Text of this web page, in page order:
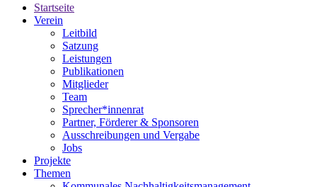
Startseite
Verein
Leitbild
Satzung
Leistungen
Publikationen
Mitglieder
Team
Sprecher*innenrat
Partner, Förderer & Sponsoren
Ausschreibungen und Vergabe
Jobs
Projekte
Themen